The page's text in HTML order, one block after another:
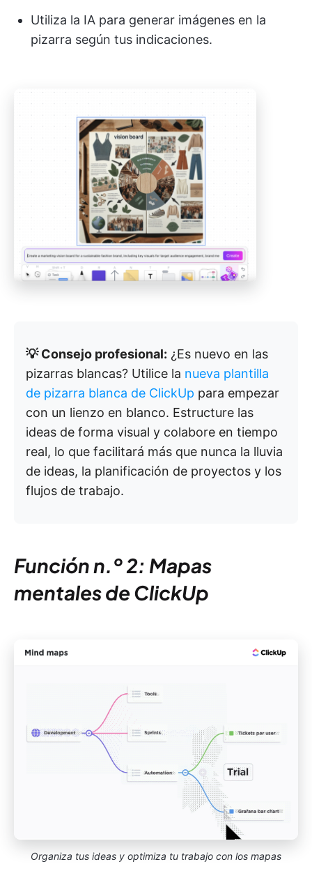
Utiliza la IA para generar imágenes en la
pizarra según tus indicaciones.
💡 Consejo profesional: ¿Es nuevo en las
pizarras blancas? Utilice la nueva plantilla
de pizarra blanca de ClickUp para empezar
con un lienzo en blanco. Estructure las
ideas de forma visual y colabore en tiempo
real, lo que facilitará más que nunca la lluvia
de ideas, la planificación de proyectos y los
flujos de trabajo.
Función n.º 2: Mapas
mentales de ClickUp
Organiza tus ideas y optimiza tu trabajo con los mapas